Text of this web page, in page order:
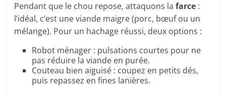
Pendant que le chou repose, attaquons lafarce :
l’idéal, c’est une viande maigre (porc, bœuf ou un
mélange). Pour un hachage réussi, deux options :
Robot ménager : pulsations courtes pour ne
pas réduire la viande en purée.
Couteau bien aiguisé : coupez en petits dés,
puis repassez en fines lanières.